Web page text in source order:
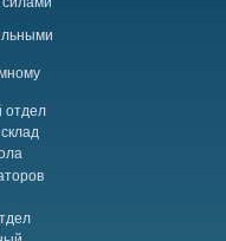
отдел